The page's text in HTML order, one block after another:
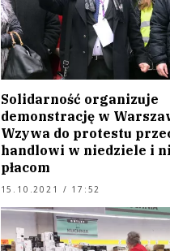
Solidarność organizuje
demonstrację w
Wzywa do protestu
handlowi w niedziele i
płacom
15.10.2021 / 17:52